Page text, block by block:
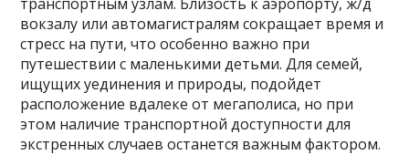
вокзалу или автомагистралям сокращает время и
стресс на пути, что особенно важно при
путешествии с маленькими детьми. Для семей,
ищущих уединения и природы, подойдет
расположение вдалеке от мегаполиса, но при
этом наличие транспортной доступности для
экстренных случаев останется важным фактором.